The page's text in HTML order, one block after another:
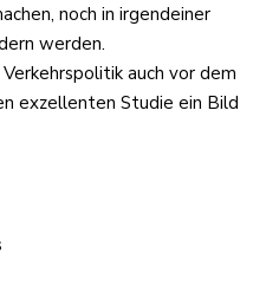
noch in irgendeiner
werden.
auch vor dem
exzellenten Studie ein Bild